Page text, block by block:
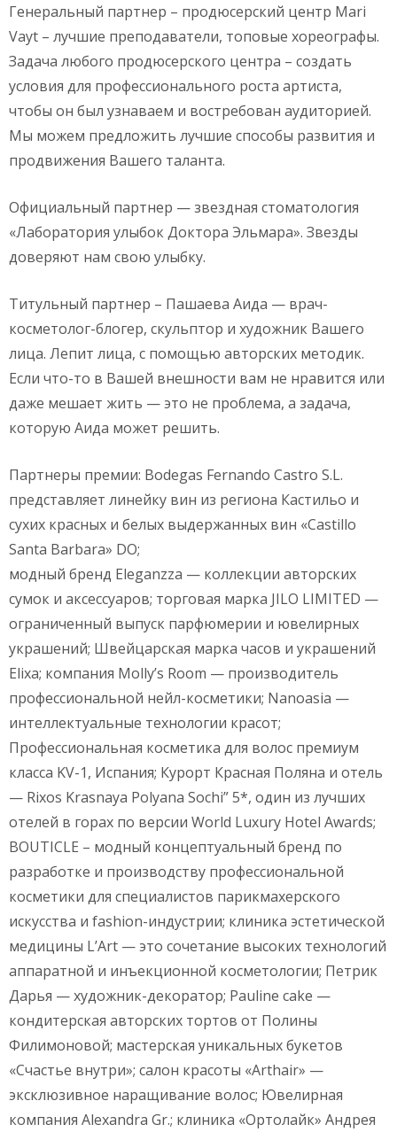
Генеральный партнер – продюсерский центр Mari
Vayt – лучшие преподаватели, топовые хореографы.
Задача любого продюсерского центра – создать
условия для профессионального роста артиста,
чтобы он был узнаваем и востребован аудиторией.
Мы можем предложить лучшие способы развития и
продвижения Вашего таланта.
Официальный партнер — звездная стоматология
«Лаборатория улыбок Доктора Эльмара». Звезды
доверяют нам свою улыбку.
Титульный партнер – Пашаева Аида — врач-
косметолог-блогер, скульптор и художник Вашего
лица. Лепит лица, с помощью авторских методик.
Если что-то в Вашей внешности вам не нравится или
даже мешает жить — это не проблема, а задача,
которую Аида может решить.
Партнеры премии: Bodegas Fernando Castro S.L.
представляет линейку вин из региона Кастильо и
сухих красных и белых выдержанных вин «Castillo
Santa Barbara» DO;
модный бренд Eleganzza — коллекции авторских
сумок и аксессуаров; торговая марка JILO LIMITED —
ограниченный выпуск парфюмерии и ювелирных
украшений; Швейцарская марка часов и украшений
Elixa; компания Molly’s Room — производитель
профессиональной нейл-косметики; Nanoasia —
интеллектуальные технологии красот;
Профессиональная косметика для волос премиум
класса KV-1, Испания; Курорт Красная Поляна и отель
— Rixos Krasnaya Polyana Sochi” 5*, один из лучших
отелей в горах по версии World Luxury Hotel Awards;
BOUTICLE – модный концептуальный бренд по
разработке и производству профессиональной
косметики для специалистов парикмахерского
искусства и fashion-индустрии; клиника эстетической
медицины L’Аrt — это сочетание высоких технологий
аппаратной и инъекционной косметологии; Петрик
Дарья — художник-декоратор; Pauline cake —
кондитерская авторских тортов от Полины
Филимоновой; мастерская уникальных букетов
«Счастье внутри»; салон красоты «Arthair» —
эксклюзивное наращивание волос; Ювелирная
компания Alexandra Gr.; клиника «Ортолайк» Андрея